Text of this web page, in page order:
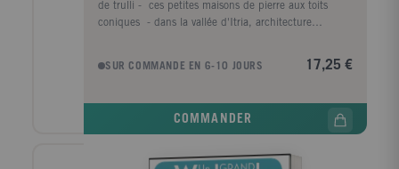
de trulli - ces petites maisons de pierre aux toits
coniques - dans la vallée d'Itria, architecture
troglodytiques et églises rupestres à Matera? Le guide
aide à construire facilement votre voyage selon vos
indépendants, vous trouverez : Plusieurs idées de
SUR COMMANDE EN 6-10 JOURS 17,25 €
COMMANDER